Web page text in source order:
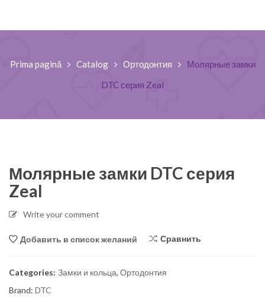
Prima pagină Catalog Ортодонтия
Молярные замки
DTC серия Zeal
Молярные замки DTC серия
Zeal
Write your comment
Добавить в список желаний Сравнить
Categories: Замки и кольца, Ортодонтия
Brand: DTC